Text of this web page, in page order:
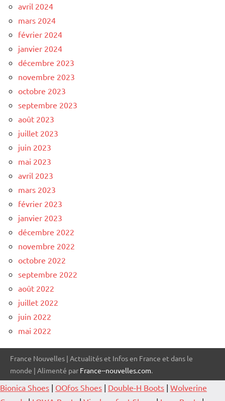
avril 2024
mars 2024
février 2024
janvier 2024
décembre 2023
novembre 2023
octobre 2023
septembre 2023
août 2023
juillet 2023
juin 2023
mai 2023
avril 2023
mars 2023
février 2023
janvier 2023
décembre 2022
novembre 2022
octobre 2022
septembre 2022
août 2022
juillet 2022
juin 2022
mai 2022
France Nouvelles | Actualités et Infos en France et dans le
monde | Alimenté par France--nouvelles.com.
Bionica Shoes | OOfos Shoes | Double-H Boots | Wolverine